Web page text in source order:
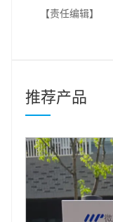
【责任编辑】
推荐产品